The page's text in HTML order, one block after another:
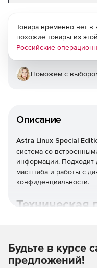
Описание
Astra Linux Special
система со
информации. Подходит
масштаба и работы с
конфиденциальности.
Техническая
Товара временно нет
похожие товары из
Российские
Поможем с
Будьте в курсе
предложений!